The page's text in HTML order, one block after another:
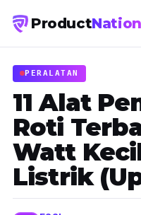
ProductNation
PERALATAN
11 Alat
Roti
Watt
Listrik